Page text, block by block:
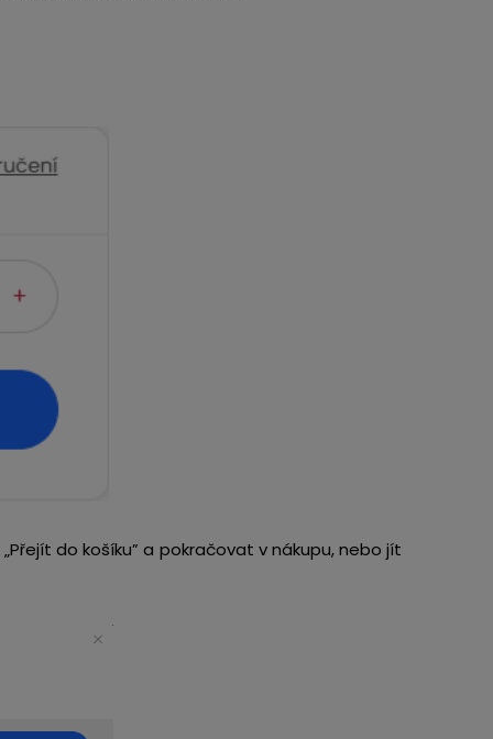
do košíku” a pokračovat v nákupu, nebo jít